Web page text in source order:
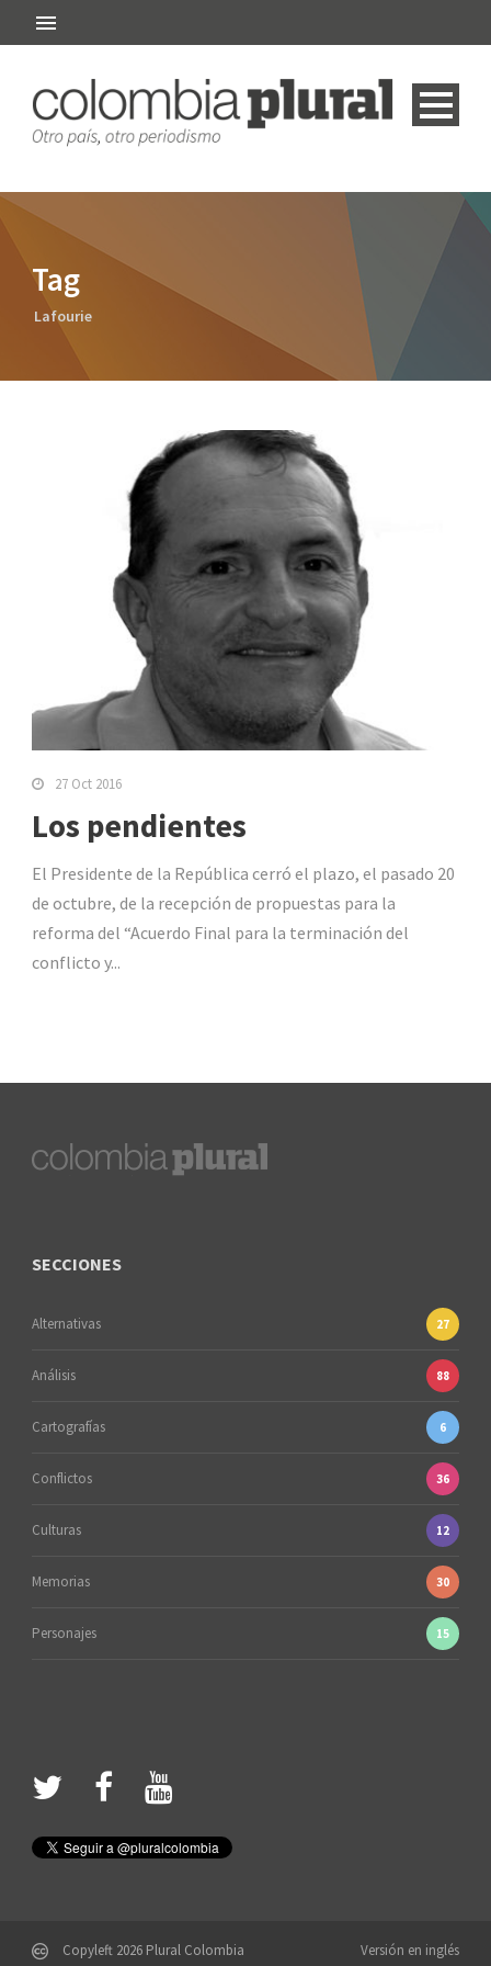
Tag
Lafourie
27 Oct 2016
Los pendientes
El Presidente de la República cerró el plazo, el pasado 20
de octubre, de la recepción de propuestas para la
reforma del “Acuerdo Final para la terminación del
conflicto y...
SECCIONES
Alternativas 27
Análisis 88
Cartografías 6
Conflictos 36
Culturas 12
Memorias 30
Personajes 15
Copyleft 2026 Plural Colombia Versión en inglés